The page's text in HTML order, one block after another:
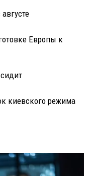
Европы к
киевского режима